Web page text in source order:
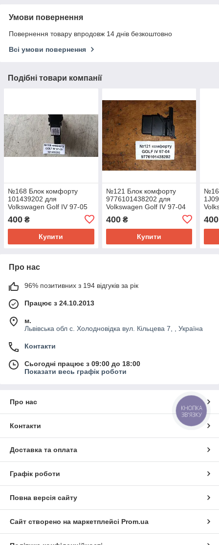
Умови повернення
Повернення товару впродовж 14 днів безкоштовно
Всі умови повернення
Подібні товари компанії
№168 Блок комфорту
101439202 для
Volkswagen Golf IV 97-05
400 ₴
Купити
№121 Блок комфорту
9776101438202 для
Volkswagen Golf IV 97-04
400₴
Купити
400
Про нас
96% позитивних з 194 відгуків за рік
Працює з 24.10.2013
м.
Львівська обл с. Холодновідка вул. Кільцева 7, , Україна
Контакти
Сьогодні працює з 09:00 до 18:00
Показати весь графік роботи
Про нас
Контакти
Доставка та оплата
Графік роботи
Повна версія сайту
Сайт створено на маркетплейсі Prom.ua
КНОПКА
ЗВ'ЯЗКУ